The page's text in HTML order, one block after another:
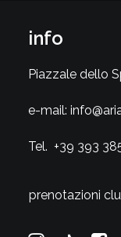
info
Piazzale dello
e-mail:
Tel. +39 393
prenotazioni